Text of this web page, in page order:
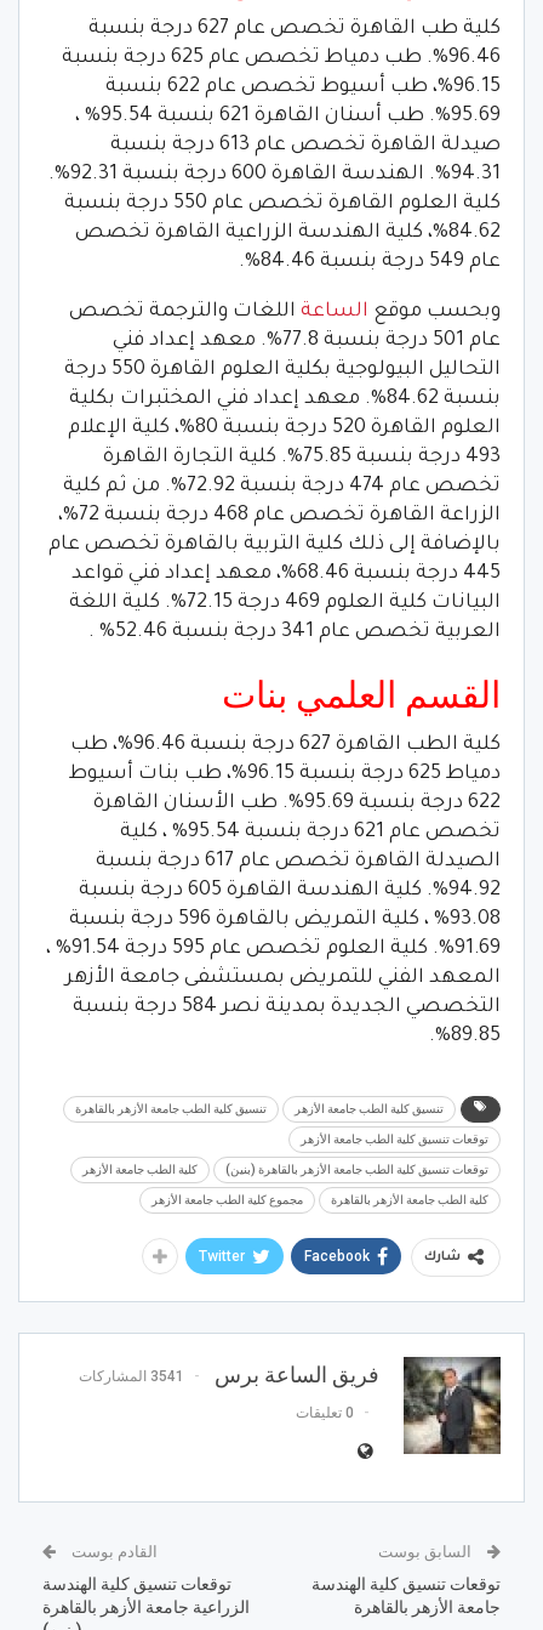
كلية طب القاهرة تخصص عام 627 درجة بنسبة
96.46%. طب دمياط تخصص عام 625 درجة بنسبة
96.15%، طب أسيوط تخصص عام 622 بنسبة
95.69%. طب أسنان القاهرة 621 بنسبة 95.54% ،
صيدلة القاهرة تخصص عام 613 درجة بنسبة
94.31%. الهندسة القاهرة 600 درجة بنسبة 92.31%.
كلية العلوم القاهرة تخصص عام 550 درجة بنسبة
84.62%، كلية الهندسة الزراعية القاهرة تخصص
عام 549 درجة بنسبة 84.46%.
وبحسب موقع الساعة اللغات والترجمة تخصص
عام 501 درجة بنسبة 77.8%. معهد إعداد فني
التحاليل البيولوجية بكلية العلوم القاهرة 550 درجة
بنسبة 84.62%. معهد إعداد فني المختبرات بكلية
العلوم القاهرة 520 درجة بنسبة 80%، كلية الإعلام
493 درجة بنسبة 75.85%. كلية التجارة القاهرة
تخصص عام 474 درجة بنسبة 72.92%. من ثم كلية
الزراعة القاهرة تخصص عام 468 درجة بنسبة 72%،
بالإضافة إلى ذلك كلية التربية بالقاهرة تخصص عام
445 درجة بنسبة 68.46%، معهد إعداد فني قواعد
البيانات كلية العلوم 469 درجة 72.15%. كلية اللغة
العربية تخصص عام 341 درجة بنسبة 52.46% .
القسم العلمي بنات
كلية الطب القاهرة 627 درجة بنسبة 96.46%، طب
دمياط 625 درجة بنسبة 96.15%، طب بنات أسيوط
622 درجة بنسبة 95.69%. طب الأسنان القاهرة
تخصص عام 621 درجة بنسبة 95.54% ، كلية
الصيدلة القاهرة تخصص عام 617 درجة بنسبة
94.92%. كلية الهندسة القاهرة 605 درجة بنسبة
93.08% ، كلية التمريض بالقاهرة 596 درجة بنسبة
91.69%. كلية العلوم تخصص عام 595 درجة 91.54% ،
المعهد الفني للتمريض بمستشفى جامعة الأزهر
التخصصي الجديدة بمدينة نصر 584 درجة بنسبة
89.85%.
تنسيق كلية الطب جامعة الأزهر تنسيق كلية الطب جامعة الأزهر بالقاهرة
توقعات تنسيق كلية الطب جامعة الأزهر
توقعات تنسيق كلية الطب جامعة الأزهر بالقاهرة (بنين) كلية الطب جامعة الأزهر
كلية الطب جامعة الأزهر بالقاهرة مجموع كلية الطب جامعة الأزهر
شارك Facebook
Twitter
فريق الساعة برس 3541 المشاركات
0 تعليقات
السابق بوست
توقعات تنسيق كلية الهندسة
جامعة الأزهر بالقاهرة
القادم بوست
توقعات تنسيق كلية الهندسة
الزراعية جامعة الأزهر بالقاهرة